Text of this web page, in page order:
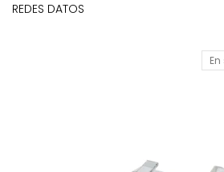
REDES DATOS